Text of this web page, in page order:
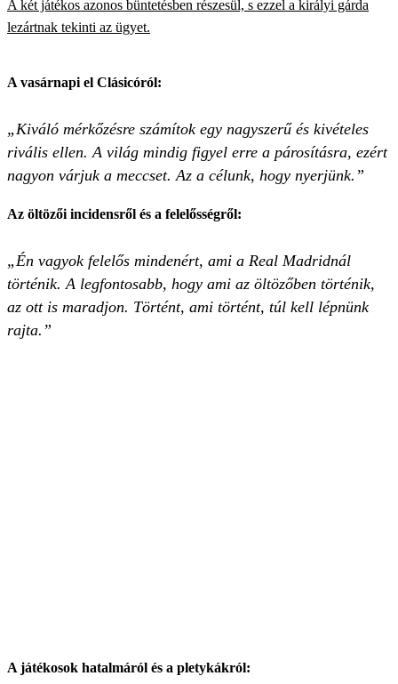
A két játékos azonos büntetésben részesül, s ezzel a királyi gárda
lezártnak tekinti az ügyet.
A vasárnapi el Clásicóról:
„Kiváló mérkőzésre számítok egy nagyszerű és kivételes
rivális ellen. A világ mindig figyel erre a párosításra, ezért
nagyon várjuk a meccset. Az a célunk, hogy nyerjünk.”
Az öltözői incidensről és a felelősségről:
„Én vagyok felelős mindenért, ami a Real Madridnál
történik. A legfontosabb, hogy ami az öltözőben történik,
az ott is maradjon. Történt, ami történt, túl kell lépnünk
rajta.”
A játékosok hatalmáról és a pletykákról: